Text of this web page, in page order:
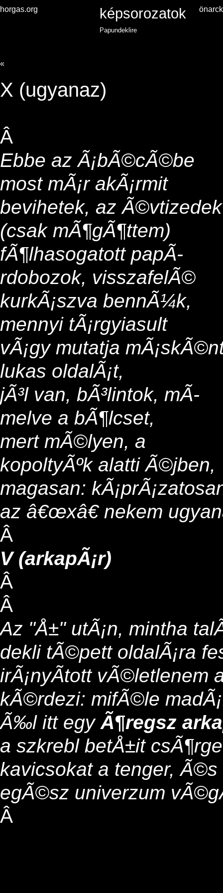
horgas.org képsorozatok
Papundeklire
«
X (ugyanaz)
Â
Ebbe az Ã¡bÃ©cÃ©be
most mÃ¡r akÃ¡rmit
bevihetek, az Ã©vtizedek
(csak mÃ¶gÃ¶ttem)
fÃ¶lhasogatott papÃ­
rdobozok, visszafelÃ©
kurkÃ¡szva bennÃ¼k,
mennyi tÃ¡rgyiasult
vÃ¡gy mutatja
lukas oldalÃ¡t,
jÃ³l van, bÃ³lintok, mÃ­
melve a bÃ¶lcset,
mert mÃ©lyen, a
kopoltyÃºk alatti Ã©jben,
magasan:
az â€œxâ€ nekem
Â
V (arkapÃ¡r)
Â
Â
Az "Å±" utÃ¡n, mintha
dekli tÃ©pett oldalÃ¡ra
irÃ¡nyÃ­tott vÃ©letlenem
kÃ©rdezi: mifÃ©le
Ã‰l itt egy Ã¶regsz
a szkrebl betÅ±it
kavicsokat a tenger, Ã©s
egÃ©sz univerzum
Â